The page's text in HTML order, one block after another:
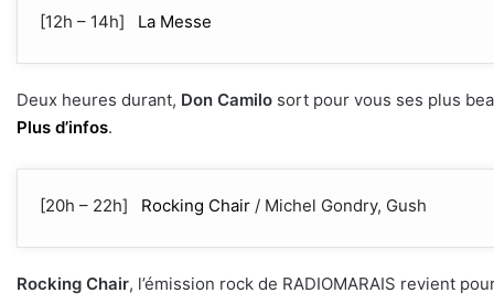
[12h – 14h] La Messe
Deux heures durant, Don Camilo sort pour vous ses plus
Plus d’infos.
[20h – 22h] Rocking Chair / Michel Gondry, Gush
Rocking Chair, l’émission rock de RADIOMARAIS revient